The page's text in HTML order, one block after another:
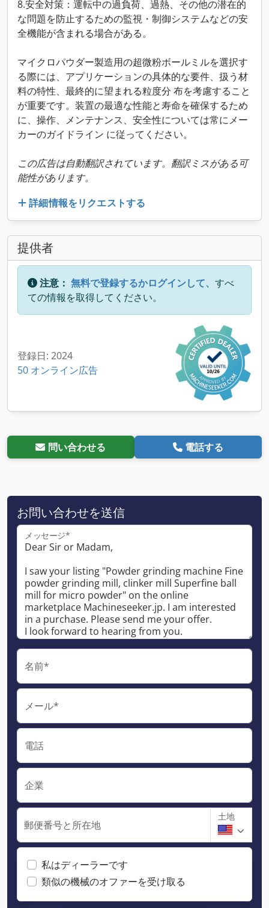
8.安全対策：運転中の過負荷、過熱、その他の潜在的
な問題を防止するための監視・制御システムなどの安
全機能が含まれる場合がある。
マイクロパウダー製造用の超微粉ボールミルを選択す
る際には、アプリケーションの具体的な要件、扱う材
料の特性、最終的に望まれる粒度分 布を考慮すること
が重要です。装置の最適な性能と寿命を確保するため
に、操作、メンテナンス、安全性については常にメー
カーのガイドライン に従ってください。
この広告は自動翻訳されています。翻訳ミスがある可
能性があります。
詳細情報をリクエストする
提供者
注意： 無料で登録するかログインして、 すべ
ての情報を取得してください。
登録日: 2024
50 オンライン広告
問い合わせる 電話する
お問い合わせを送信
メッセージ*
名前*
メール*
電話
企業
郵便番号と所在地
土地
私はディーラーです
類似の機械のオファーを受け取る